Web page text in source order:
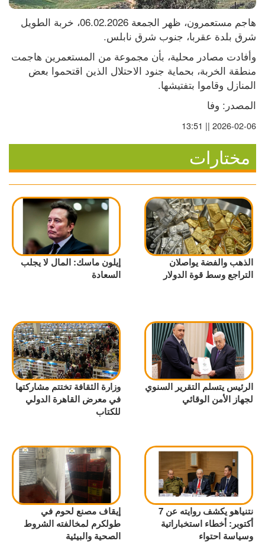
شرق بلدة عقربا، جنوب شرق نابلس.
المنازل وقاموا بتفتيشها.
المصدر: وفا
2026-02-06 || 13:51
مختارات
الذهب والفضة يواصلان
التراجع وسط قوة الدولار
إيلون ماسك: المال لا يجلب
السعادة
الرئيس يتسلم التقرير السنوي
لجهاز الأمن الوقائي
وزارة الثقافة تختتم مشاركتها
في معرض القاهرة الدولي
للكتاب
نتنياهو يكشف روايته عن 7
أكتوبر: أخطاء استخباراتية
وسياسة احتواء
إيقاف مصنع لحوم في
طولكرم لمخالفته الشروط
الصحية والبيئية